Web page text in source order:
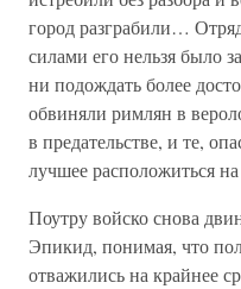
город разграбили…
силами его нельзя было
ни подождать более
обвиняли римлян в
в предательстве, и те,
лучшее расположиться
Поутру войско снова
Эпикид, понимая, что
отважились на крайнее